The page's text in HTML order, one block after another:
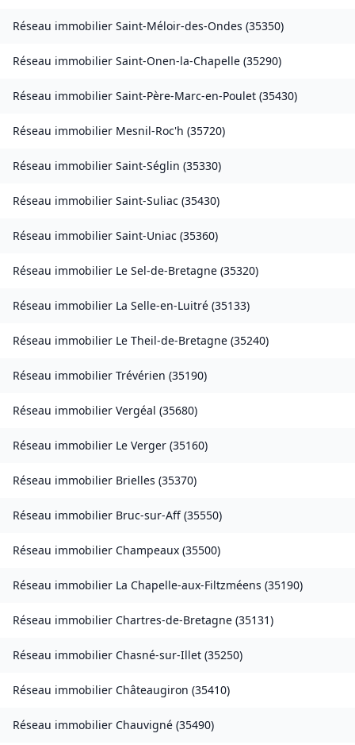
Réseau immobilier Saint-Méloir-des-Ondes (35350)
Réseau immobilier Saint-Onen-la-Chapelle (35290)
Réseau immobilier Saint-Père-Marc-en-Poulet (35430)
Réseau immobilier Mesnil-Roc'h (35720)
Réseau immobilier Saint-Séglin (35330)
Réseau immobilier Saint-Suliac (35430)
Réseau immobilier Saint-Uniac (35360)
Réseau immobilier Le Sel-de-Bretagne (35320)
Réseau immobilier La Selle-en-Luitré (35133)
Réseau immobilier Le Theil-de-Bretagne (35240)
Réseau immobilier Trévérien (35190)
Réseau immobilier Vergéal (35680)
Réseau immobilier Le Verger (35160)
Réseau immobilier Brielles (35370)
Réseau immobilier Bruc-sur-Aff (35550)
Réseau immobilier Champeaux (35500)
Réseau immobilier La Chapelle-aux-Filtzméens (35190)
Réseau immobilier Chartres-de-Bretagne (35131)
Réseau immobilier Chasné-sur-Illet (35250)
Réseau immobilier Châteaugiron (35410)
Réseau immobilier Chauvigné (35490)